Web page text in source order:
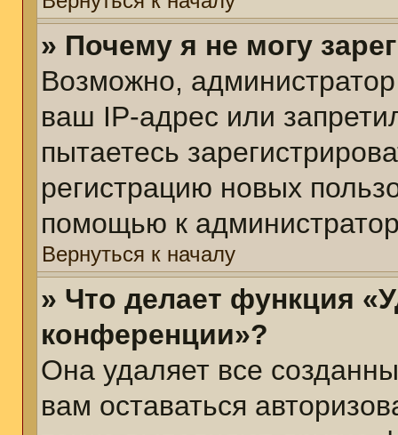
» Почему я не могу
Возможно,
ваш IP-адрес или
пытаетесь
регистрацию новых
помощью к
Вернуться к началу
» Что делает функция
конференции»?
Она удаляет все
вам оставаться